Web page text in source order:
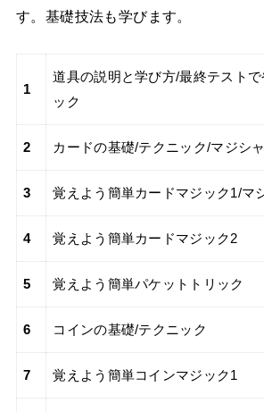
す。基礎技法も学びます。
1
道具の説明と学び方/最終テスト
ック
2 カードの基礎/テクニック/マジシ
3 覚えよう簡単カードマジック1/マ
4 覚えよう簡単カードマジック2
5 覚えよう簡単パケットトリック
6 コインの基礎/テクニック
7 覚えよう簡単コインマジック1